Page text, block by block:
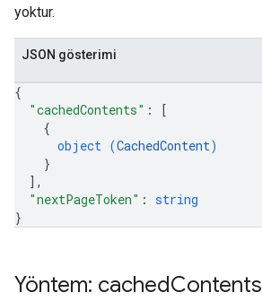
yoktur.
JSON gösterimi
{
"cachedContents" :
[
{
object (CachedContent)
}
] ,
"nextPageToken" : string
}
Yöntem: cachedContents